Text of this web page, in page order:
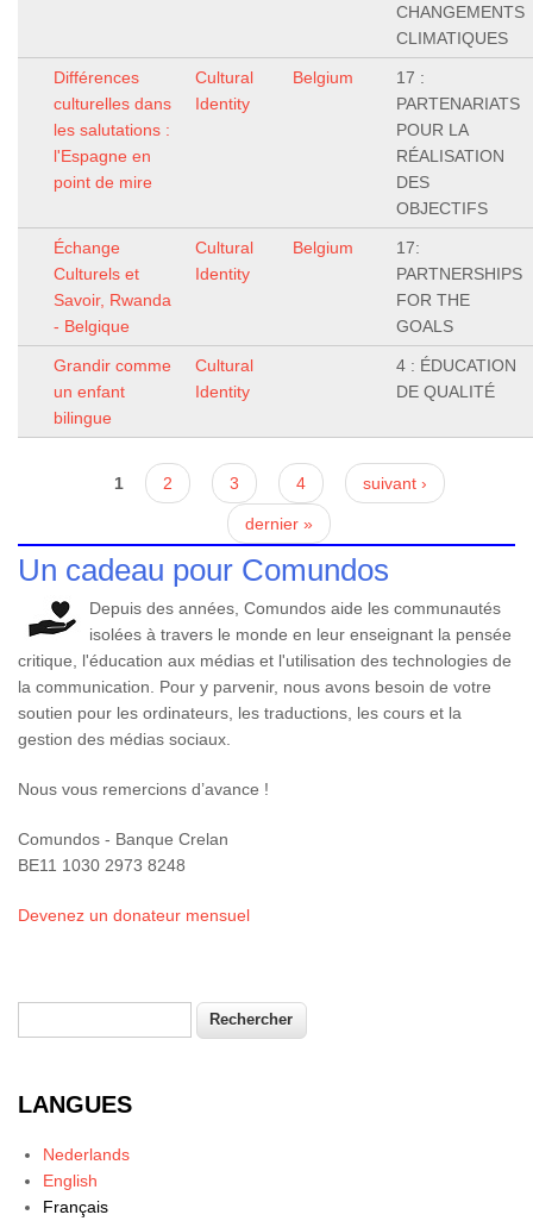
CHANGEMENTS
CLIMATIQUES
Différences
culturelles dans
les salutations :
l'Espagne en
point de mire
Cultural
Identity
Belgium
17 :
PARTENARIATS
POUR LA
RÉALISATION
DES
OBJECTIFS
Échange
Culturels et
Savoir, Rwanda
- Belgique
Cultural
Identity
Belgium
17:
PARTNERSHIPS
FOR THE
GOALS
Grandir comme
un enfant
bilingue
Cultural
Identity
4 : ÉDUCATION
DE QUALITÉ
1 2 3 4 suivant ›
dernier »
Un cadeau pour Comundos
Depuis des années, Comundos aide les communautés
isolées à travers le monde en leur enseignant la pensée
critique, l'éducation aux médias et l'utilisation des technologies de
la communication. Pour y parvenir, nous avons besoin de votre
soutien pour les ordinateurs, les traductions, les cours et la
gestion des médias sociaux.
Nous vous remercions d’avance !
Comundos - Banque Crelan
BE11 1030 2973 8248
Devenez un donateur mensuel
Formulaire de recherche
LANGUES
Nederlands
English
Français